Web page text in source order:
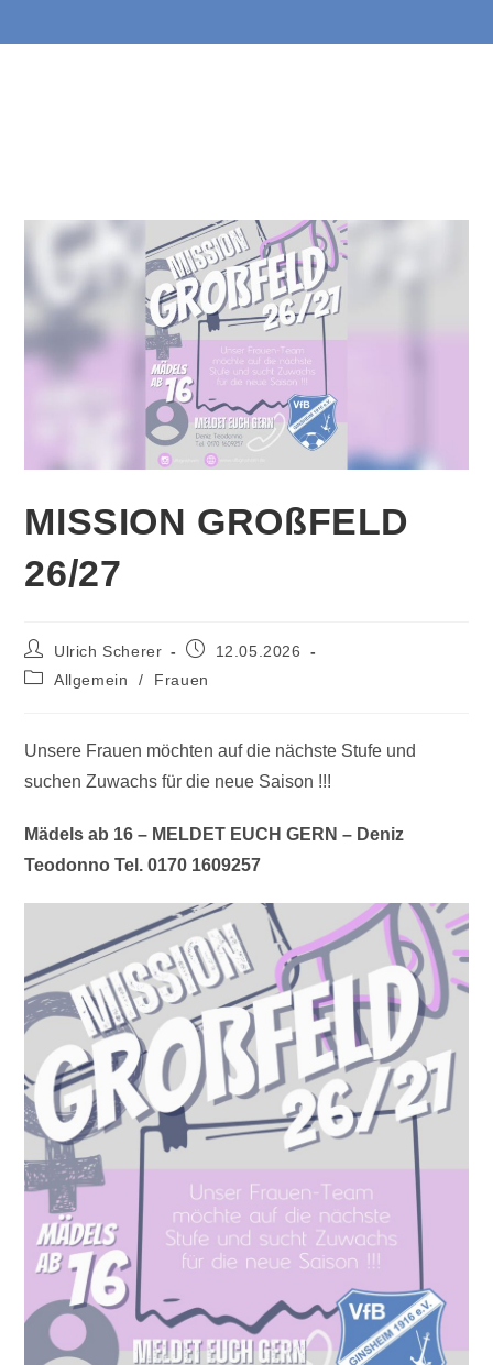
MISSION GROßFELD
26/27
Ulrich Scherer
12.05.2026
Allgemein
/ Frauen
Unsere Frauen möchten auf die nächste Stufe und
suchen Zuwachs für die neue Saison !!!
Mädels ab 16 – MELDET EUCH GERN – Deniz
Teodonno Tel. 0170 1609257